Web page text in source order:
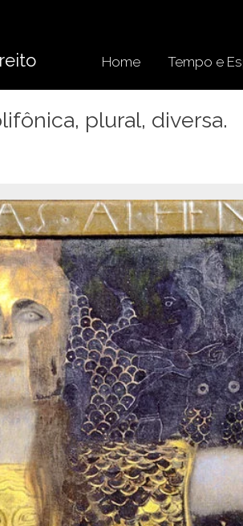
Home Tempo e
plural, diversa.